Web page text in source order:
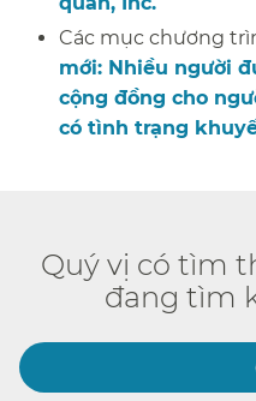
Các mục chương
mới: Nhiều người
cộng đồng cho
có tình trạng
Quý vị có tìm
đang tìm